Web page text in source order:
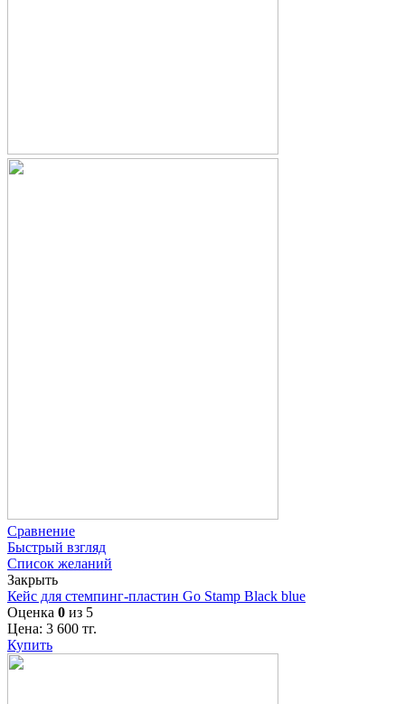
Сравнение
Быстрый взгляд
Список желаний
Закрыть
Кейс для стемпинг-пластин Go Stamp Black blue
Оценка 0 из 5
Цена: 3 600 тг.
Купить